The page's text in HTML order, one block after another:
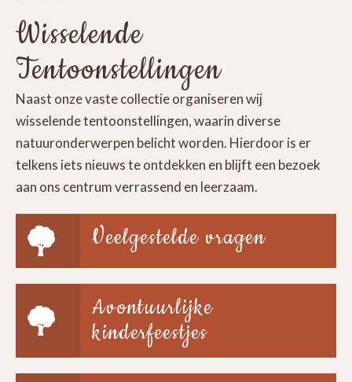
Wisselende
Tentoonstellingen
Naast onze vaste collectie organiseren wij
wisselende tentoonstellingen, waarin diverse
natuuronderwerpen belicht worden. Hierdoor is er
telkens iets nieuws te ontdekken en blijft een bezoek
aan ons centrum verrassend en leerzaam.
Veelgestelde vragen
Avontuurlijke
kinderfeestjes